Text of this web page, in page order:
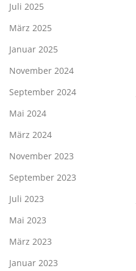
Juli 2025
März 2025
Januar 2025
November 2024
September 2024
Mai 2024
März 2024
November 2023
September 2023
Juli 2023
Mai 2023
März 2023
Januar 2023